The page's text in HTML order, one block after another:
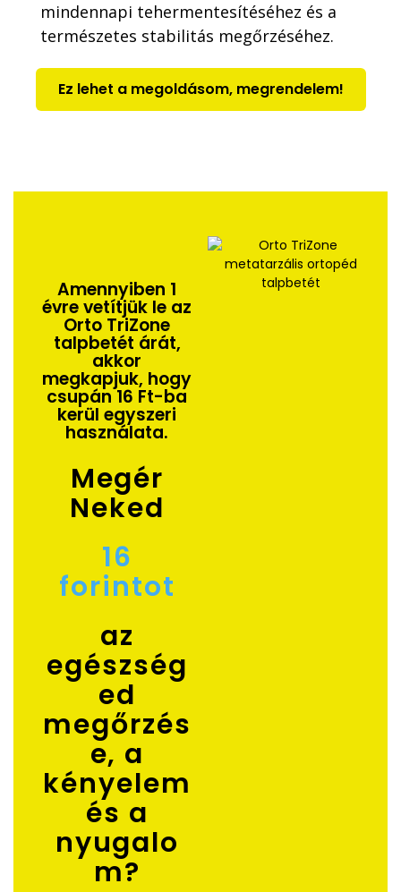
mindennapi tehermentesítéséhez és a
természetes stabilitás megőrzéséhez.
Ez lehet a megoldásom, megrendelem!
Amennyiben 1
évre vetítjük le az
Orto TriZone
talpbetét árát,
akkor
megkapjuk, hogy
csupán 16 Ft-ba
kerül egyszeri
használata.
Megér
Neked
16
forintot
az
egészség
ed
megőrzés
e, a
kényelem
és a
nyugalo
m?